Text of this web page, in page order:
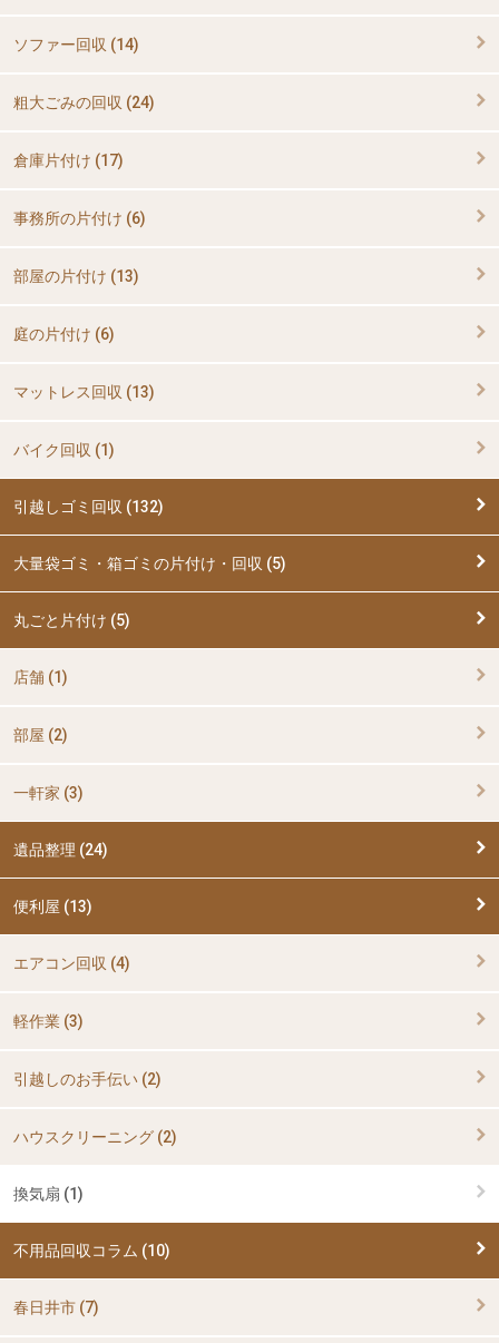
ソファー回収 (14)
粗大ごみの回収 (24)
倉庫片付け (17)
事務所の片付け (6)
部屋の片付け (13)
庭の片付け (6)
マットレス回収 (13)
バイク回収 (1)
引越しゴミ回収 (132)
大量袋ゴミ・箱ゴミの片付け・回収 (5)
丸ごと片付け (5)
店舗 (1)
部屋 (2)
一軒家 (3)
遺品整理 (24)
便利屋 (13)
エアコン回収 (4)
軽作業 (3)
引越しのお手伝い (2)
ハウスクリーニング (2)
換気扇 (1)
不用品回収コラム (10)
春日井市 (7)